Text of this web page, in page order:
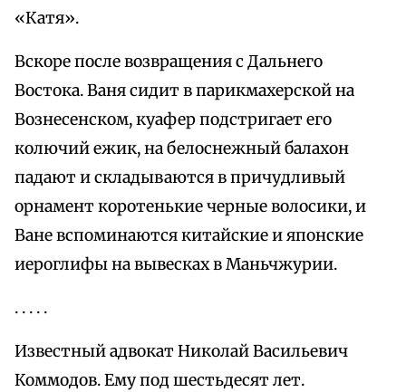
«Катя».
Вскоре после возвращения с Дальнего
Востока. Ваня сидит в парикмахерской на
Вознесенском, куафер подстригает его
колючий ежик, на белоснежный балахон
падают и складываются в причудливый
орнамент коротенькие черные волосики, и
Ване вспоминаются китайские и японские
иероглифы на вывесках в Маньчжурии.
. . . . .
Известный адвокат Николай Васильевич
Коммодов. Ему под шестьдесят лет.